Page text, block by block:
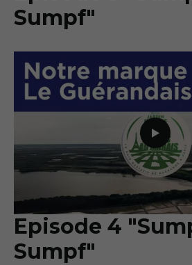
Sumpf"
Episode 4
Sumpf"